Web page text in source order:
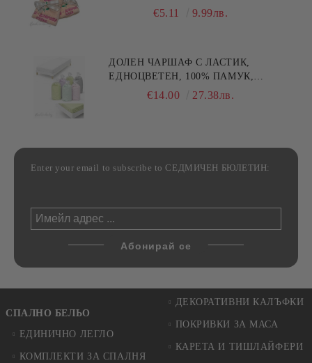
МАЙКА/БАБА , РАЗМЕР:
€5.11 9.99лв.
ДОЛЕН ЧАРШАФ С ЛАСТИК,
ЕДНОЦВЕТЕН, 100% ПАМУК,
РАЗЛИЧНИ РАЗМЕРИ
€14.00 27.38лв.
Enter your email to subscribe to СЕДМИЧЕН БЮЛЕТИН:
СПАЛНО БЕЛЬО
ЕДИНИЧНО ЛЕГЛО
КОМПЛЕКТИ ЗА СПАЛНЯ
ДЕКОРАТИВНИ КАЛЪФКИ
ПОКРИВКИ ЗА МАСА
КАРЕТА И ТИШЛАЙФЕРИ